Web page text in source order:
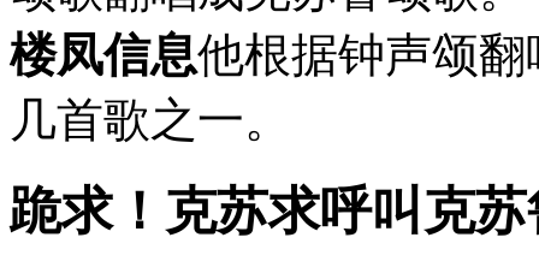
楼凤信息他根据钟声颂
几首歌之一。
跪求！克苏求呼叫克